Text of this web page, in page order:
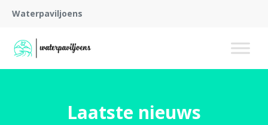
Waterpaviljoens
Laatste nieuws